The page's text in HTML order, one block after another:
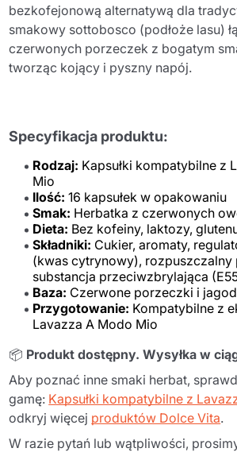
bezkofejonową alternatywą dla
smakowy sottobosco (podłoże lasu)
czerwonych porzeczek z bogatym
tworząc kojący i pyszny napój.
Specyfikacja produktu:
Rodzaj: Kapsułki kompatybilne z
Mio
Ilość: 16 kapsułek w opakowaniu
Smak: Herbatka z czerwonych
Dieta: Bez kofeiny, laktozy,
Składniki: Cukier, aromaty,
(kwas cytrynowy), rozpuszczalny
substancja przeciwzbrylająca
Baza: Czerwone porzeczki i
Przygotowanie: Kompatybilne z
Lavazza A Modo Mio
📦 Produkt dostępny. Wysyłka w
Aby poznać inne smaki herbat,
gamę: Kapsułki kompatybilne z
odkryj więcej produktów Dolce Vita.
W razie pytań lub wątpliwości,